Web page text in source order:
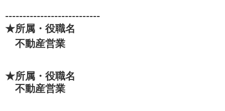
---------------------------
★所属・役職名
不動産営業
★所属・役職名
不動産営業